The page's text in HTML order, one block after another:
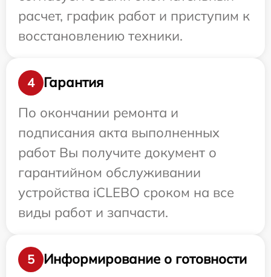
расчет, график работ и приступим к
восстановлению техники.
4
Гарантия
По окончании ремонта и
подписания акта выполненных
работ Вы получите документ о
гарантийном обслуживании
устройства iCLEBO сроком на все
виды работ и запчасти.
5
Информирование о готовности